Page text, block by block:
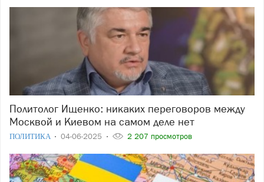
Политолог Ищенко: никаких переговоров между
Москвой и Киевом на самом деле нет
ПОЛИТИКА 04-06-2025 2 207 просмотров